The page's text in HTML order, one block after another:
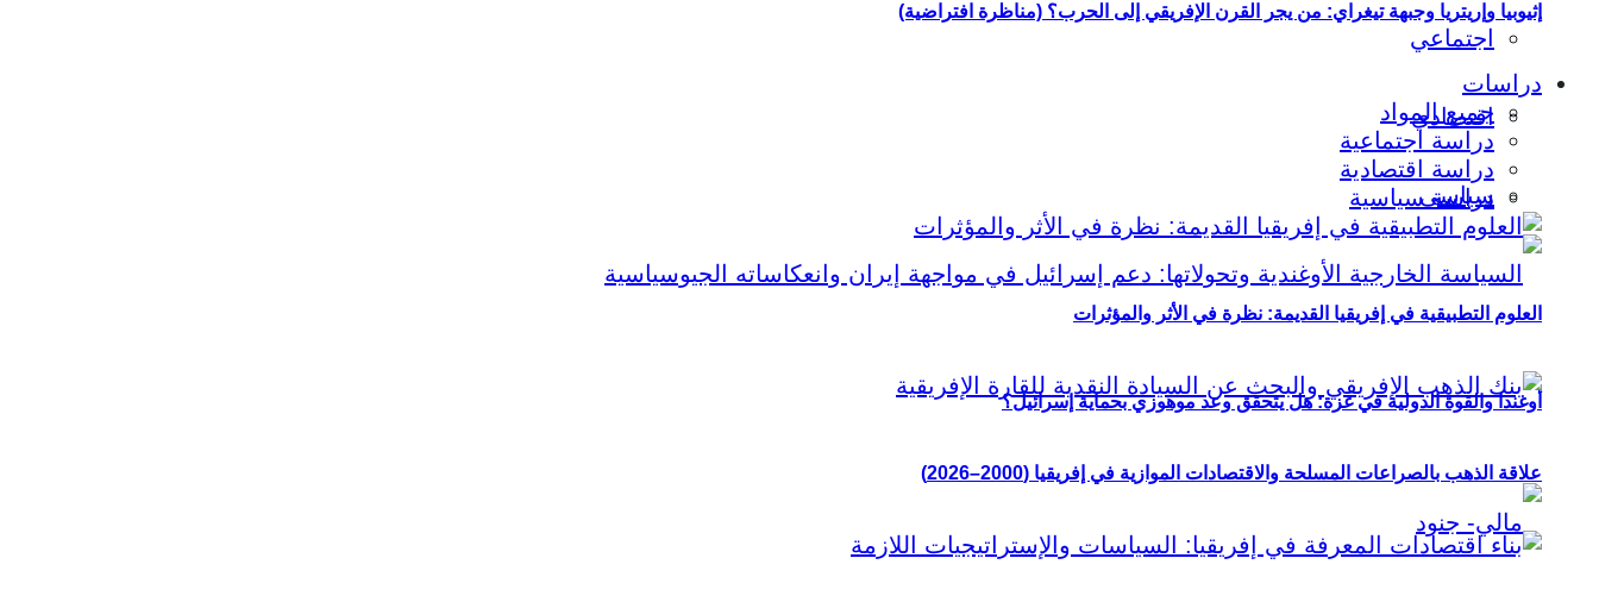
اجتماعي
اقتصادي
سياسي
أوغندا والقوة الدولية في غزة: هل يتحقق وعد موهوزي بحماية إسرائيل؟
إثيوبيا وإريتريا وجبهة تيغراي: من يجر القرن الإفريقي إلى الحرب؟ (مناظرة افتراضية)
دراسات
جميع المواد
دراسة اجتماعية
دراسة اقتصادية
دراسة سياسية
العلوم التطبيقية في إفريقيا القديمة: نظرة في الأثر والمؤثرات
علاقة الذهب بالصراعات المسلحة والاقتصادات الموازية في إفريقيا (2000–2026)